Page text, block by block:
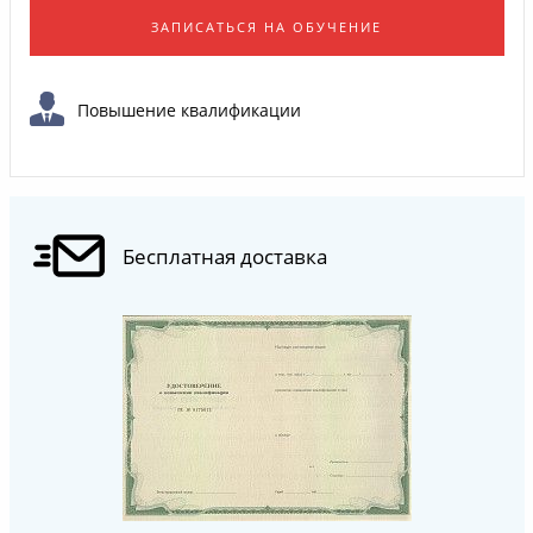
ЗАПИСАТЬСЯ НА ОБУЧЕНИЕ
Повышение квалификации
Бесплатная доставка